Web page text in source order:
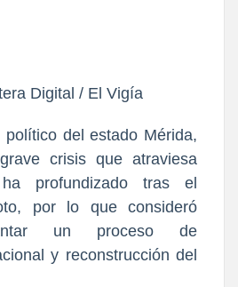
Digital / El Vigía
crisis que atraviesa
profundizado tras el
por lo que consideró
un proceso de
y reconstrucción del